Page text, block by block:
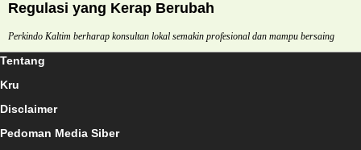
Regulasi yang Kerap Berubah
Perkindo Kaltim berharap konsultan lokal semakin profesional dan mampu bersaing
Tentang
Kru
Disclaimer
Pedoman Media Siber